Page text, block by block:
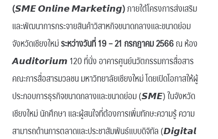
(𝙎𝙈𝙀 𝙊𝙣𝙡𝙞𝙣𝙚 𝙈𝙖𝙧𝙠𝙚𝙩𝙞𝙣𝙜)ภายใต้โครงการส่งเสริม
และพัฒนาการกระจายสินค้าวิสาหกิจขนาดกลางและขนาดย่อม
จังหวัดเชียงใหม่ระหว่างวันที่ 19 – 21 กรกฎาคม 2566ณ ห้อง
𝘼𝙪𝙙𝙞𝙩𝙤𝙧𝙞𝙪𝙢 120 ที่นั่ง อาคารศูนย์นวัตกรรมการสื่อสาร
คณะการสื่อสารมวลชน มหาวิทยาลัยเชียงใหม่ โดยเปิดโอกาสให้ผู้
ประกอบการธุรกิจขนาดกลางและขนาดย่อม (𝙎𝙈𝙀) ในจังหวัด
เชียงใหม่ นักศึกษา และผู้สนใจที่ต้องการเพิ่มทักษะความรู้ ความ
สามารถด้านการตลาดและประชาสัมพันธ์แบบดิจิทัล (𝘿𝙞𝙜𝙞𝙩𝙖𝙡